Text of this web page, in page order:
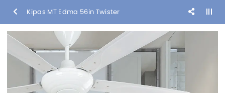
Kipas MT Edma 56in Twister